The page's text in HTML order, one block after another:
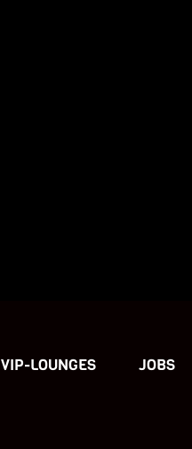
VIP-LOUNGES JOBS